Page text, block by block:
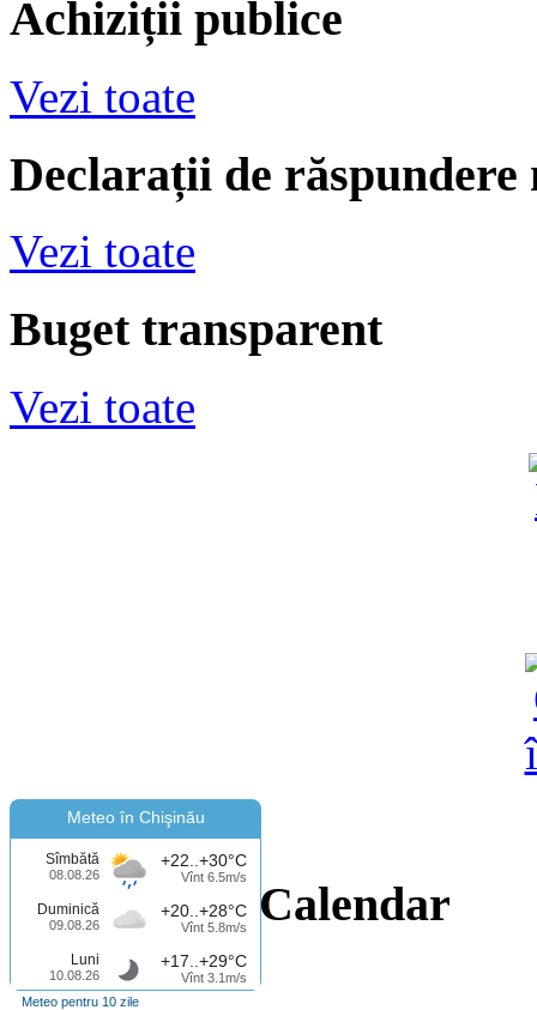
Achiziții publice
Vezi toate
Declarații de răspundere
Vezi toate
Buget transparent
Vezi toate
Meteo în Chişinău
Sîmbătă
08.08.26
+22..+30°C
Vînt 6.5m/s
Duminică
09.08.26
+20..+28°C
Vînt 5.8m/s
Luni
10.08.26
+17..+29°C
Vînt 3.1m/s
Meteo pentru 10 zile
Calendar